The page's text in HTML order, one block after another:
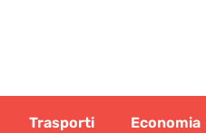
Trasporti Economia